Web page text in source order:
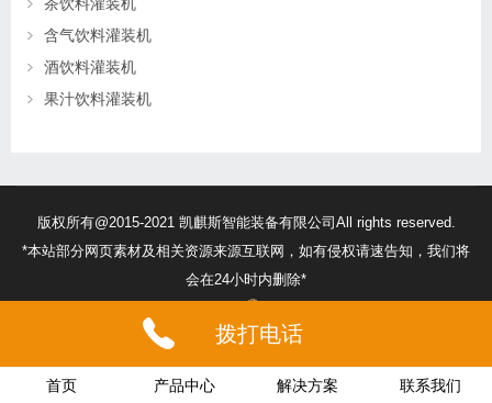
含气饮料灌装机
酒饮料灌装机
果汁饮料灌装机
版权所有@2015-2021 凯麒斯智能装备有限公司All rights reserved.
*本站部分网页素材及相关资源来源互联网，如有侵权请速告知，我们将
会在24小时内删除*
首页 产品中心 解决方案 联系我们
拨打电话